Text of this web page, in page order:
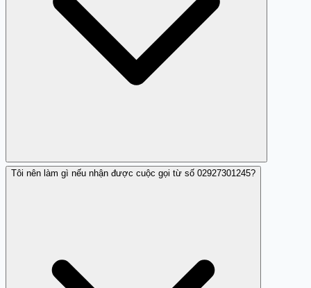
Nguyên nhân là do nhận được những cuộc gọi yêu cầu
Tôi nên làm gì nếu nhận được cuộc gọi từ số 02927301245?